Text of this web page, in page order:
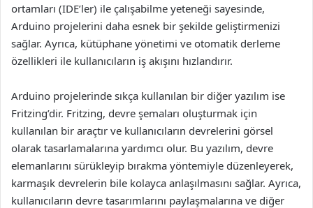
ortamları (IDE’ler) ile çalışabilme yeteneği sayesinde,
Arduino projelerini daha esnek bir şekilde geliştirmenizi
sağlar. Ayrıca, kütüphane yönetimi ve otomatik derleme
özellikleri ile kullanıcıların iş akışını hızlandırır.
Arduino projelerinde sıkça kullanılan bir diğer yazılım ise
Fritzing’dir. Fritzing, devre şemaları oluşturmak için
kullanılan bir araçtır ve kullanıcıların devrelerini görsel
olarak tasarlamalarına yardımcı olur. Bu yazılım, devre
elemanlarını sürükleyip bırakma yöntemiyle düzenleyerek,
karmaşık devrelerin bile kolayca anlaşılmasını sağlar. Ayrıca,
kullanıcıların devre tasarımlarını paylaşmalarına ve diğer